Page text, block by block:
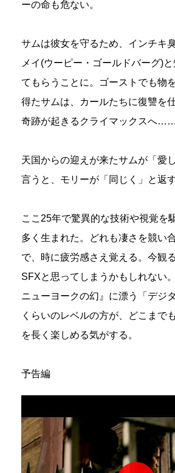
ーの命も危ない。
サムは彼女を守るため、インチキ
メイ(ウーピー・ゴールドバーグ)
てもらうことに。ゴーストでも物
得たサムは、カールたちに復讐を
奇跡が起きるクライマックスへ……
天国からの迎えが来たサムが「愛
言うと、モリーが「同じく」と返
ここ25年で驚異的な技術や視覚を
多く生まれた。どれも凄さを競い
で、時に疲労感さえ覚える。今観
SFXと思ってしまうかもしれない
ニューヨークの幻』に漂う「デジ
くらいのレベルの方が、どこまで
を長く楽しめる気がする。
予告編